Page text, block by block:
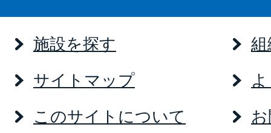
施設を探す
サイトマップ
このサイトについて